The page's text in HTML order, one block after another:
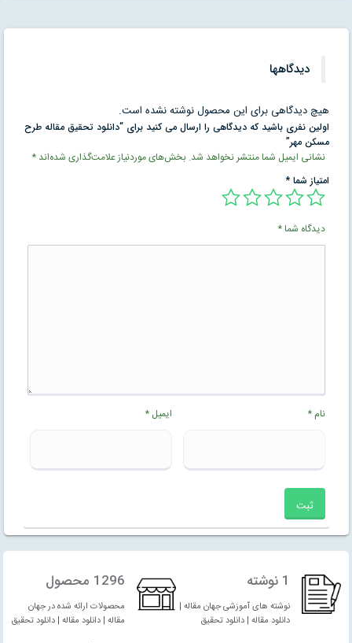
دیدگاهها
هیچ دیدگاهی برای این محصول نوشته نشده است.
اولین نفری باشید که دیدگاهی را ارسال می کنید برای “دانلود تحقیق مقاله طرح
مسکن مهر”
نشانی ایمیل شما منتشر نخواهد شد. بخش‌های موردنیاز علامت‌گذاری شده‌اند*
امتیاز شما*
دیدگاه شما*
نام* ایمیل*
1 نوشته
نوشته های آموزشی جهان مقاله |
دانلود مقاله | دانلود تحقیق
1296 محصول
محصولات ارائه شده در جهان
مقاله | دانلود مقاله | دانلود تحقیق